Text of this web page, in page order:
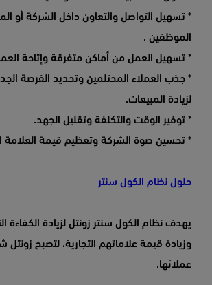
* تسهيل التواصل والتعاون داخل الشركة أو
الموظفين .
* تسهيل العمل من أماكن متفرقة وإتاحة
* جذب العملاء المحتلمين وتحديد الفرصة
لزيادة المبيعات.
* توفير الوقت والتكلفة وتقليل الجهد.
* تحسين صوة الشركة وتعظيم قيمة العلامة
حلول نظام الكول سنتر
يهدف نظام الكول سنتر زونتل لزيادة الكفاءة
وزيادة قيمة علاماتهم التجارية، لتصبح زونتل
عملائها.